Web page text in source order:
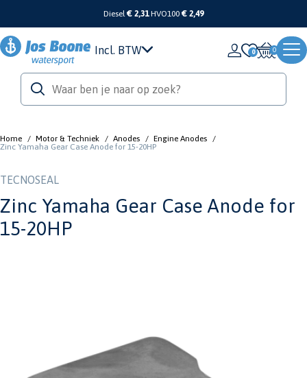
Diesel€ 2,31 HVO100 € 2,49
Incl. BTW 0
Home / Motor & Techniek / Anodes / Engine Anodes /
Zinc Yamaha Gear Case Anode for 15-20HP
TECNOSEAL
Zinc Yamaha Gear Case Anode for
15-20HP